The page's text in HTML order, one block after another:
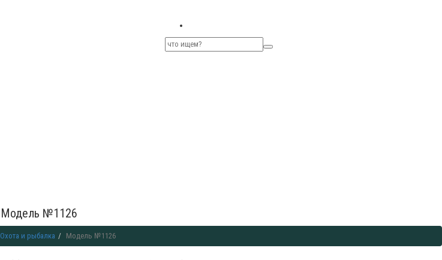
Модель №1126
Охота и рыбалка Модель №1126